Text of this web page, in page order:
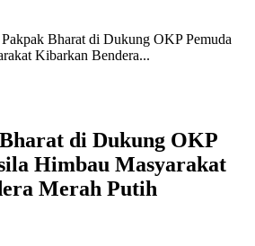
Bharat di Dukung OKP Pemuda
Kibarkan Bendera...
di Dukung OKP
Himbau Masyarakat
Merah Putih